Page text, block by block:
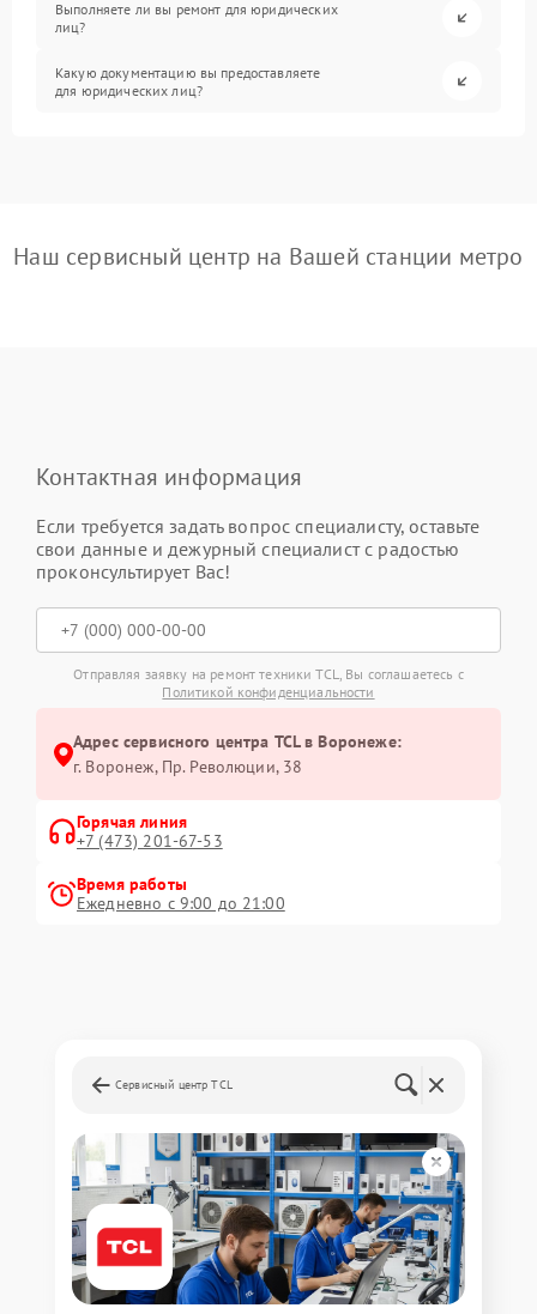
Выполняете ли вы ремонт для юридических
лиц?
Какую документацию вы предоставляете
для юридических лиц?
Наш сервисный центр на Вашей станции метро
Контактная информация
Если требуется задать вопрос специалисту, оставьте
свои данные и дежурный специалист с радостью
проконсультирует Вас!
Отправляя заявку на ремонт техники TCL, Вы соглашаетесь с
Политикой конфиденциальности
Адрес сервисного центра TCL в Воронеже:
г. Воронеж, Пр. Революции, 38
Горячая линия
+7 (473) 201-67-53
Время работы
Ежедневно с 9:00 до 21:00
Сервисный центр TCL